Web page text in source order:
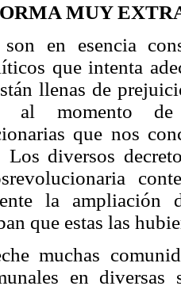
MUY
en esencia
que intenta
llenas de
al momento
que nos
Los diversos
la
que estas las
muchas
en diversas